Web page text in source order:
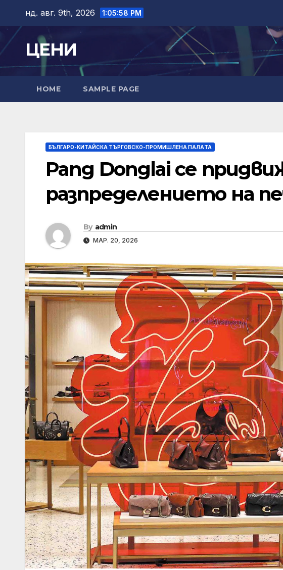
content
нд. авг. 9th, 2026 1:05:59 PM
ЦЕНИ
HOME SAMPLE PAGE
БЪЛГАРО-КИТАЙСКА ТЪРГОВСКО-ПРОМИШЛЕНА ПАЛAТА
Pang Donglai се
разпределението на
By admin
МАР. 20, 2026